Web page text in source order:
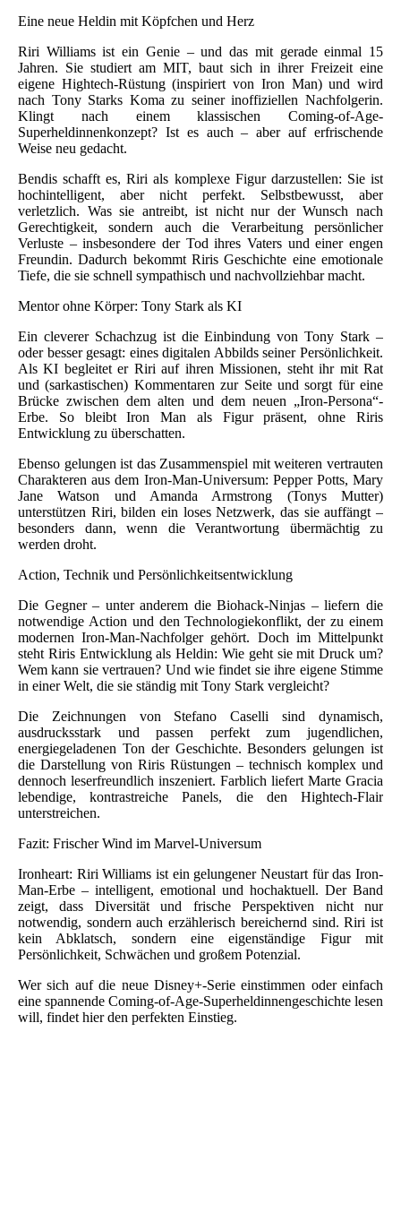
Eine neue Heldin mit Köpfchen und Herz
Riri Williams ist ein Genie – und das mit gerade einmal 15
Jahren. Sie studiert am MIT, baut sich in ihrer Freizeit eine
eigene Hightech-Rüstung (inspiriert von Iron Man) und wird
nach Tony Starks Koma zu seiner inoffiziellen Nachfolgerin.
Klingt nach einem klassischen Coming-of-Age-
Superheldinnenkonzept? Ist es auch – aber auf erfrischende
Weise neu gedacht.
Bendis schafft es, Riri als komplexe Figur darzustellen: Sie ist
hochintelligent, aber nicht perfekt. Selbstbewusst, aber
verletzlich. Was sie antreibt, ist nicht nur der Wunsch nach
Gerechtigkeit, sondern auch die Verarbeitung persönlicher
Verluste – insbesondere der Tod ihres Vaters und einer engen
Freundin. Dadurch bekommt Riris Geschichte eine emotionale
Tiefe, die sie schnell sympathisch und nachvollziehbar macht.
Mentor ohne Körper: Tony Stark als KI
Ein cleverer Schachzug ist die Einbindung von Tony Stark –
oder besser gesagt: eines digitalen Abbilds seiner Persönlichkeit.
Als KI begleitet er Riri auf ihren Missionen, steht ihr mit Rat
und (sarkastischen) Kommentaren zur Seite und sorgt für eine
Brücke zwischen dem alten und dem neuen „Iron-Persona“-
Erbe. So bleibt Iron Man als Figur präsent, ohne Riris
Entwicklung zu überschatten.
Ebenso gelungen ist das Zusammenspiel mit weiteren vertrauten
Charakteren aus dem Iron-Man-Universum: Pepper Potts, Mary
Jane Watson und Amanda Armstrong (Tonys Mutter)
unterstützen Riri, bilden ein loses Netzwerk, das sie auffängt –
besonders dann, wenn die Verantwortung übermächtig zu
werden droht.
Action, Technik und Persönlichkeitsentwicklung
Die Gegner – unter anderem die Biohack-Ninjas – liefern die
notwendige Action und den Technologiekonflikt, der zu einem
modernen Iron-Man-Nachfolger gehört. Doch im Mittelpunkt
steht Riris Entwicklung als Heldin: Wie geht sie mit Druck um?
Wem kann sie vertrauen? Und wie findet sie ihre eigene Stimme
in einer Welt, die sie ständig mit Tony Stark vergleicht?
Die Zeichnungen von Stefano Caselli sind dynamisch,
ausdrucksstark und passen perfekt zum jugendlichen,
energiegeladenen Ton der Geschichte. Besonders gelungen ist
die Darstellung von Riris Rüstungen – technisch komplex und
dennoch leserfreundlich inszeniert. Farblich liefert Marte Gracia
lebendige, kontrastreiche Panels, die den Hightech-Flair
unterstreichen.
Fazit: Frischer Wind im Marvel-Universum
Ironheart: Riri Williams ist ein gelungener Neustart für das Iron-
Man-Erbe – intelligent, emotional und hochaktuell. Der Band
zeigt, dass Diversität und frische Perspektiven nicht nur
notwendig, sondern auch erzählerisch bereichernd sind. Riri ist
kein Abklatsch, sondern eine eigenständige Figur mit
Persönlichkeit, Schwächen und großem Potenzial.
Wer sich auf die neue Disney+-Serie einstimmen oder einfach
eine spannende Coming-of-Age-Superheldinnengeschichte lesen
will, findet hier den perfekten Einstieg.